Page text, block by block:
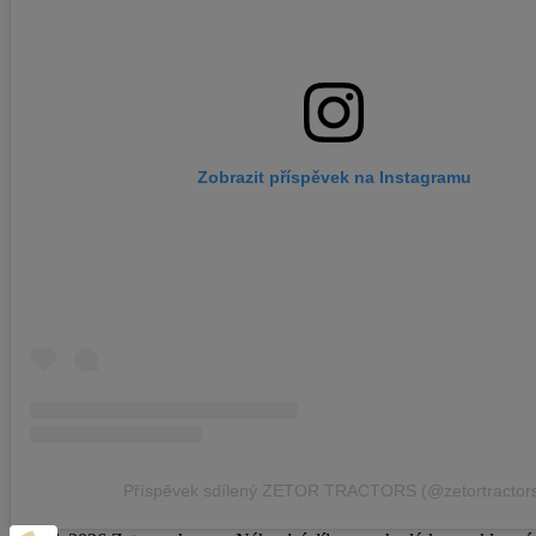
Zobrazit příspěvek na Instagramu
Příspěvek sdílený ZETOR TRACTORS